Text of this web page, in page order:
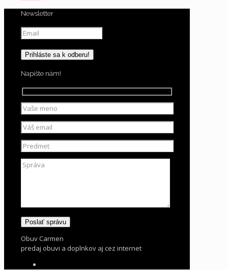
Newsletter
Napíšte nám!
Obuv Carmen
predaj obuvi a doplnkov aj cez internet